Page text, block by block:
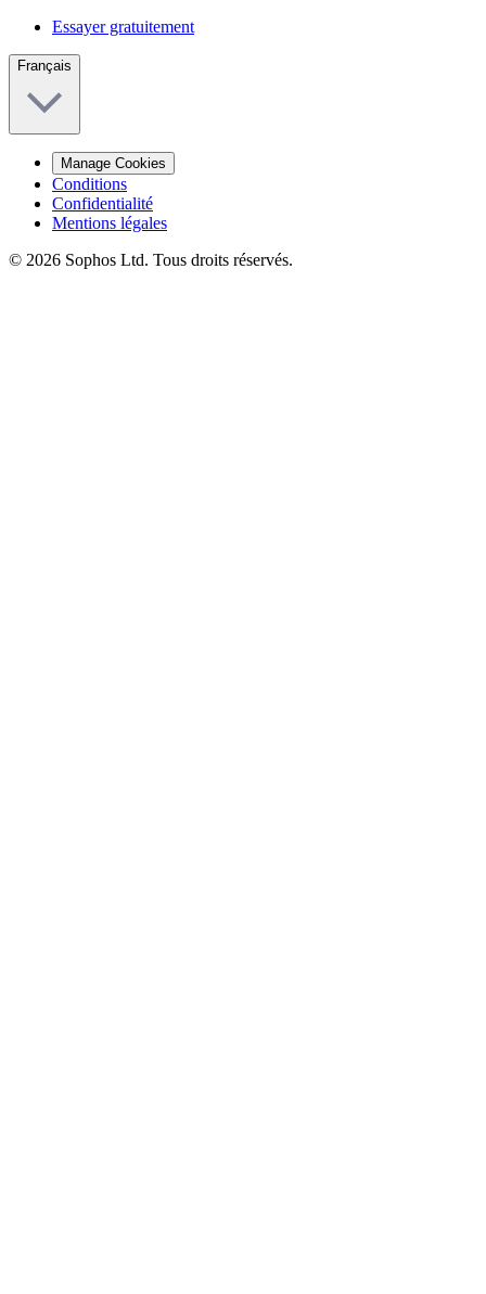
Essayer gratuitement
Français
Manage Cookies
Conditions
Confidentialité
Mentions légales
© 2026 Sophos Ltd. Tous droits réservés.